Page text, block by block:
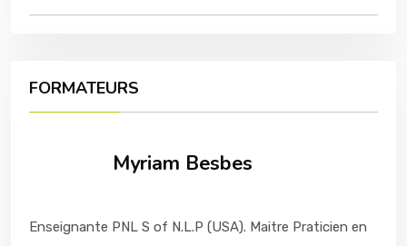
FORMATEURS
Myriam Besbes
Enseignante PNL S of N.L.P (USA). Maitre Praticien en